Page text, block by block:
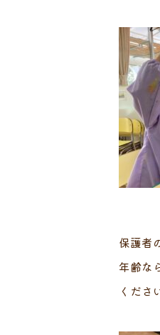
保護者
年齢な
くださ